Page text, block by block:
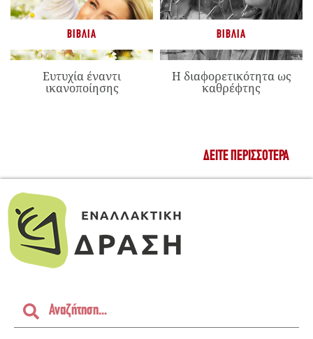
ΒΙΒΛΊΑ
Ευτυχία έναντι
ικανοποίησης
ΒΙΒΛΊΑ
Η διαφορετικότητα ως
καθρέφτης
ΔΕΊΤΕ ΠΕΡΙΣΣΌΤΕΡΑ